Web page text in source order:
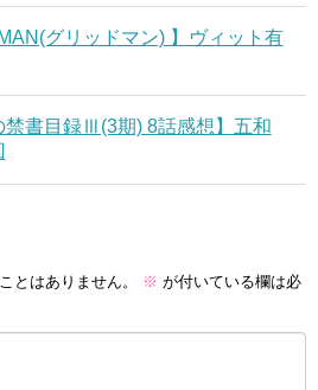
グリッドマン) 】ヴィット有
禁書目録Ⅲ(3期) 8話感想】五和
とはありません。 ※ が付いている欄は必